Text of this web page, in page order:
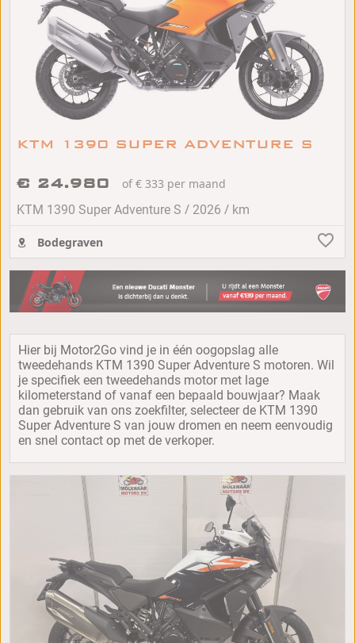
KTM 1390 SUPER ADVENTURE S
€ 24.980
of € 333 per maand
KTM 1390 Super Adventure S / 2026 / km
Bodegraven
Hier bij Motor2Go vind je in één oogopslag alle
tweedehands KTM 1390 Super Adventure S motoren. Wil
je specifiek een tweedehands motor met lage
kilometerstand of vanaf een bepaald bouwjaar? Maak
dan gebruik van ons zoekfilter, selecteer de KTM 1390
Super Adventure S van jouw dromen en neem eenvoudig
en snel contact op met de verkoper.